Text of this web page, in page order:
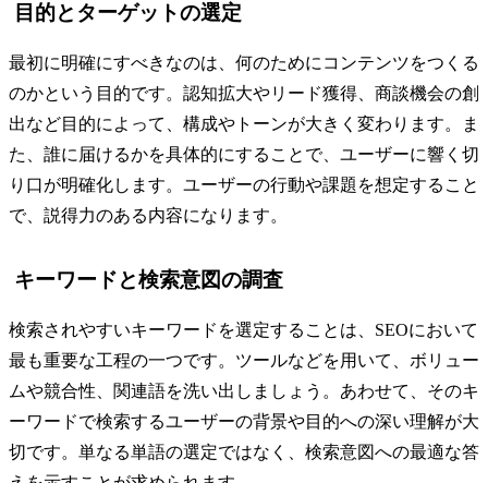
目的とターゲットの選定
最初に明確にすべきなのは、何のためにコンテンツをつくる
のかという目的です。認知拡大やリード獲得、商談機会の創
出など目的によって、構成やトーンが大きく変わります。ま
た、誰に届けるかを具体的にすることで、ユーザーに響く切
り口が明確化します。ユーザーの行動や課題を想定すること
で、説得力のある内容になります。
キーワードと検索意図の調査
検索されやすいキーワードを選定することは、SEOにおいて
最も重要な工程の一つです。ツールなどを用いて、ボリュー
ムや競合性、関連語を洗い出しましょう。あわせて、そのキ
ーワードで検索するユーザーの背景や目的への深い理解が大
切です。単なる単語の選定ではなく、検索意図への最適な答